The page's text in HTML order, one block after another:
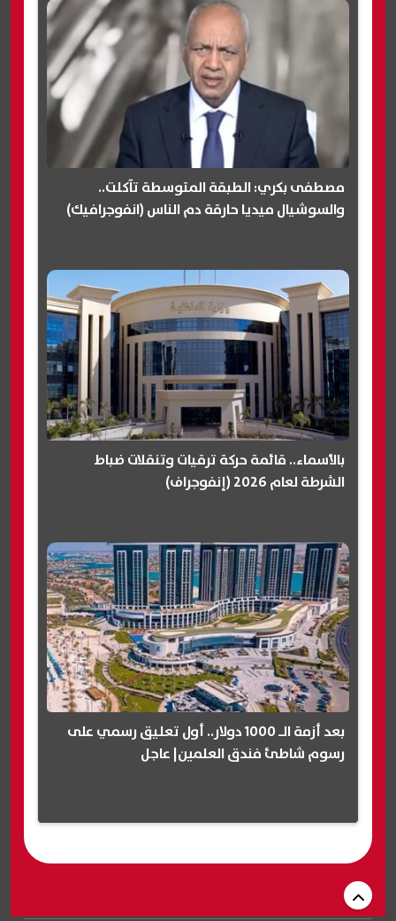
مصطفى بكري: الطبقة المتوسطة تآكلت..
والسوشيال ميديا حارقة دم الناس (انفوجرافيك)
بالأسماء.. قائمة حركة ترقيات وتنقلات ضباط
الشرطة لعام 2026 (إنفوجراف)
بعد أزمة الـ 1000 دولار.. أول تعليق رسمي على
رسوم شاطئ فندق العلمين| عاجل